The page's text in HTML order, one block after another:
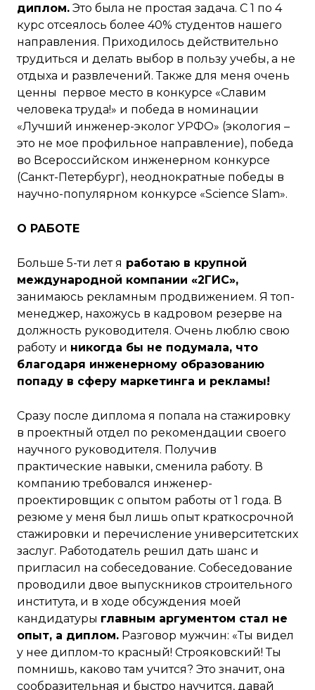
диплом. Это была не простая задача. С 1 по 4
курс отсеялось более 40% студентов нашего
направления. Приходилось действительно
трудиться и делать выбор в пользу учебы, а не
отдыха и развлечений. Также для меня очень
ценны первое место в конкурсе «Славим
человека труда!» и победа в номинации
«Лучший инженер-эколог УРФО» (экология –
это не мое профильное направление), победа
во Всероссийском инженерном конкурсе
(Санкт-Петербург), неоднократные победы в
научно-популярном конкурсе «Science Slam».
О РАБОТЕ
Больше 5-ти лет я работаю в крупной
международной компании «2ГИС»,
занимаюсь рекламным продвижением. Я топ-
менеджер, нахожусь в кадровом резерве на
должность руководителя. Очень люблю свою
работу и никогда бы не подумала, что
благодаря инженерному образованию
попаду в сферу маркетинга и рекламы!
Сразу после диплома я попала на стажировку
в проектный отдел по рекомендации своего
научного руководителя. Получив
практические навыки, сменила работу. В
компанию требовался инженер-
проектировщик с опытом работы от 1 года. В
резюме у меня был лишь опыт краткосрочной
стажировки и перечисление университетских
заслуг. Работодатель решил дать шанс и
пригласил на собеседование. Собеседование
проводили двое выпускников строительного
института, и в ходе обсуждения моей
кандидатуры главным аргументом стал не
опыт, а диплом. Разговор мужчин: «Ты видел
у нее диплом-то красный! Строяковский! Ты
помнишь, каково там учится? Это значит, она
сообразительная и быстро научится, давай